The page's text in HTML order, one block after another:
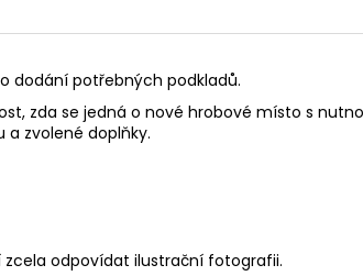
dodání potřebných podkladů.
zda se jedná o nové hrobové místo s
zvolené doplňky.
odpovídat ilustrační fotografii.